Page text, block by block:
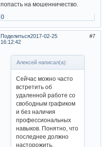
попасть на мошенничество.
0
Поделиться 7
2017-02-25
16:12:42
Алексей написал(а):
Сейчас можно часто
встретить об
удаленной работе со
свободным графиком
и без наличия
профессиональных
навыков. Понятно, что
последнее должно
насторожить.